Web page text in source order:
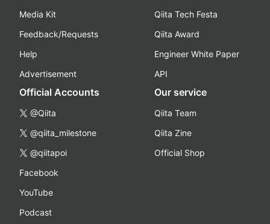
Media Kit
Feedback/Requests
Help
Advertisement
Qiita Tech Festa
Qiita Award
Engineer White Paper
API
Official Accounts
@Qiita
@qiita_milestone
@qiitapoi
Facebook
YouTube
Podcast
Our service
Qiita Team
Qiita Zine
Official Shop